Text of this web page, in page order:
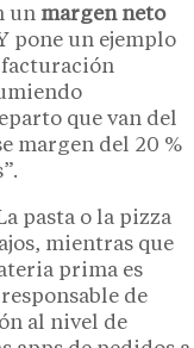
un margen neto
pone un ejemplo
facturación
que van del
margen del 20 %
pasta o la pizza
mientras que
prima es
de
al nivel de